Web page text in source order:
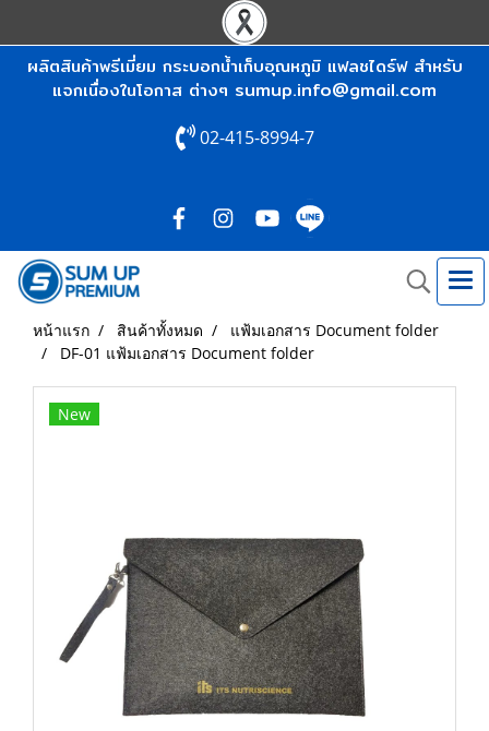
ผลิตสินค้าพรีเมี่ยม กระบอกน้ำเก็บอุณหภูมิ แฟลชไดร์ฟ สำหรับ
แจกเนื่องในโอกาส ต่างๆ sumup.info@gmail.com
02-415-8994-7
หน้าแรก สินค้าทั้งหมด
แฟ้มเอกสาร Document folder
DF-01 แฟ้มเอกสาร Document folder
New